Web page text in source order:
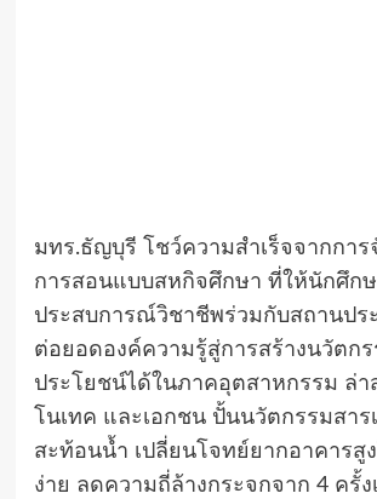
มทร.ธัญบุรี โชว์ความสำเร็จจากการ
การสอนแบบสหกิจศึกษา ที่ให้นักศึก
ประสบการณ์วิชาชีพร่วมกับสถานปร
ต่อยอดองค์ความรู้สู่การสร้างนวัตก
ประโยชน์ได้ในภาคอุตสาหกรรม ล่
โนเทค และเอกชน ปั้นนวัตกรรมสาร
สะท้อนน้ำ เปลี่ยนโจทย์ยากอาคารสูง
ง่าย ลดความถี่ล้างกระจกจาก 4 ครั้ง